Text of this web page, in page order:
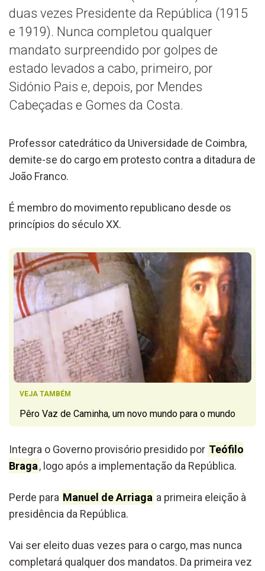
duas vezes Presidente da República (1915
e 1919). Nunca completou qualquer
mandato surpreendido por golpes de
estado levados a cabo, primeiro, por
Sidónio Pais e, depois, por Mendes
Cabeçadas e Gomes da Costa.
Professor catedrático da Universidade de Coimbra,
demite-se do cargo em protesto contra a ditadura de
João Franco.
É membro do movimento republicano desde os
princípios do século XX.
VEJA TAMBÉM
Pêro Vaz de Caminha, um novo mundo para o mundo
Integra o Governo provisório presidido por Teófilo
Braga, logo após a implementação da República.
Perde para Manuel de Arriaga a primeira eleição à
presidência da República.
Vai ser eleito duas vezes para o cargo, mas nunca
completará qualquer dos mandatos. Da primeira vez